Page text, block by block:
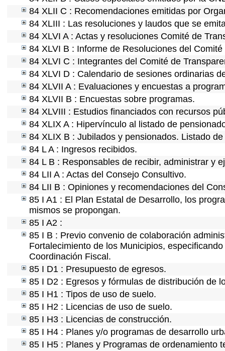
84 XLII C : Recomendaciones emitidas por
84 XLIII : Las resoluciones y laudos que se
84 XLVI A : Actas y resoluciones Comité de
84 XLVI B : Informe de Resoluciones del
84 XLVI C : Integrantes del Comité de
84 XLVI D : Calendario de sesiones ordinarias
84 XLVII A : Evaluaciones y encuestas a
84 XLVII B : Encuestas sobre programas.
84 XLVIII : Estudios financiados con recursos
84 XLIX A : Hipervínculo al listado de
84 XLIX B : Jubilados y pensionados. Listado
84 L A : Ingresos recibidos.
84 L B : Responsables de recibir, administrar y
84 LII A : Actas del Consejo Consultivo.
84 LII B : Opiniones y recomendaciones del
85 I A1 : El Plan Estatal de Desarrollo, los
mismos se propongan.
85 I A2 :
85 I B : Previo convenio de colaboración
Fortalecimiento de los Municipios,
Coordinación Fiscal.
85 I D1 : Presupuesto de egresos.
85 I D2 : Egresos y fórmulas de distribución de
85 I H1 : Tipos de uso de suelo.
85 I H2 : Licencias de uso de suelo.
85 I H3 : Licencias de construcción.
85 I H4 : Planes y/o programas de desarrollo
85 I H5 : Planes y Programas de ordenamiento